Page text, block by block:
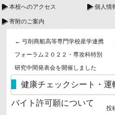
本校へのアクセス 個人情
寄附のご案内
← 弓削商船高等専門学校産学連携
フォーラム２０２２・専攻科特別
研究中間発表会を開催しました
健康チェックシート・
バイト許可願について
投